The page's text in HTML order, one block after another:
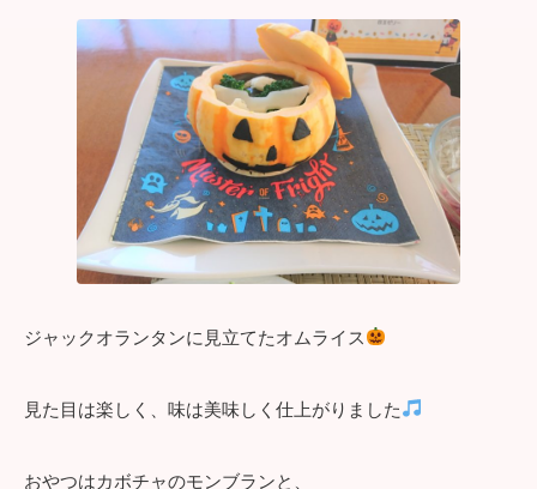
ジャックオランタンに見立てたオムライス
見た目は楽しく、味は美味しく仕上がりました
おやつはカボチャのモンブランと、